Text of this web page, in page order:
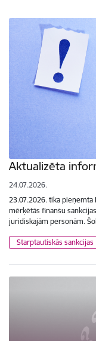
Aktualizēta
24.07.2026.
23.07.2026. tika pieņemta
mērķētās finanšu
juridiskajām personām.
Starptautiskās sankcijas